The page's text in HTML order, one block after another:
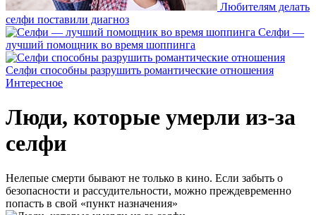
Любителям делать
селфи поставили диагноз
Селфи —
лучший помощник во время шоппинга
Селфи способны разрушить романтические отношения
Интересное
Люди, которые умерли из-за
селфи
Нелепые смерти бывают не только в кино. Если забыть о
безопасности и рассудительности, можно преждевременно
попасть в свой «пункт назначения»